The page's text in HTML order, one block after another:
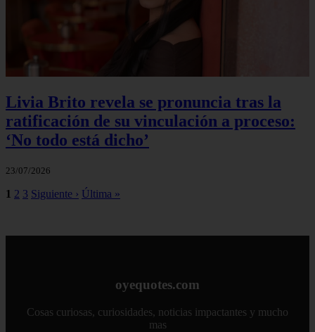
Livia Brito revela se pronuncia tras la
ratificación de su vinculación a proceso:
‘No todo está dicho’
23/07/2026
1 2 3 Siguiente › Última »
oyequotes.com
Cosas curiosas, curiosidades, noticias impactantes y mucho
mas